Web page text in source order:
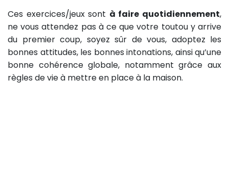
Ces exercices/jeux sont à faire quotidiennement,
ne vous attendez pas à ce que votre toutou y arrive
du premier coup, soyez sûr de vous, adoptez les
bonnes attitudes, les bonnes intonations, ainsi qu’une
bonne cohérence globale, notamment grâce aux
règles de vie à mettre en place à la maison.